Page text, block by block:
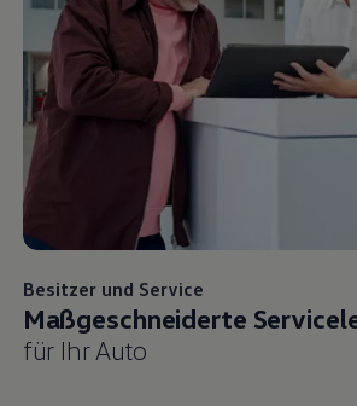
Besitzer und Service
Maßgeschneiderte
für Ihr Auto